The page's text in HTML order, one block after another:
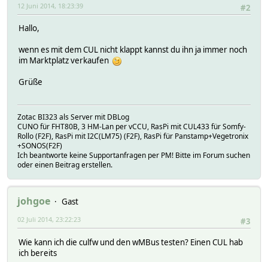
#2
12 Juni 2014, 18:23:39
Hallo,
wenn es mit dem CUL nicht klappt kannst du ihn ja immer noch
im Marktplatz verkaufen
Grüße
Zotac BI323 als Server mit DBLog
CUNO für FHT80B, 3 HM-Lan per vCCU, RasPi mit CUL433 für Somfy-
Rollo (F2F), RasPi mit I2C(LM75) (F2F), RasPi für Panstamp+Vegetronix
+SONOS(F2F)
Ich beantworte keine Supportanfragen per PM! Bitte im Forum suchen
oder einen Beitrag erstellen.
johgoe
Gast
#3
02 Juli 2014, 23:22:23
Wie kann ich die culfw und den wMBus testen? Einen CUL hab
ich bereits